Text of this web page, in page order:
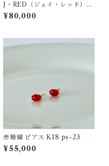
J・RED（ジェイ・レッド）ペ
ンダント jr-09
¥80,000
赤珊瑚 ピアス K18 ps-23
¥55,000